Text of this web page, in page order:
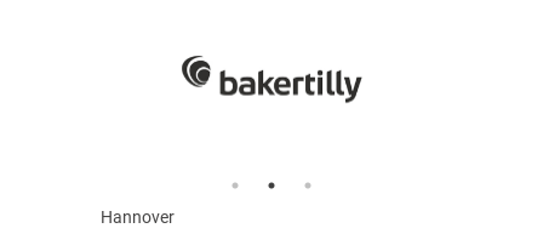
Hannover